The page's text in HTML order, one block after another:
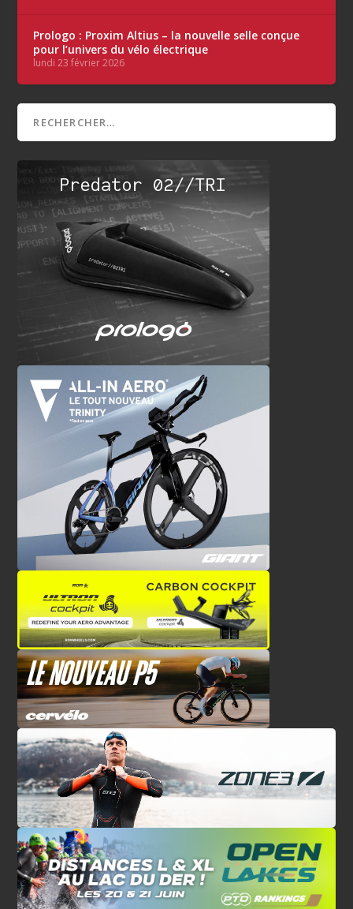
Prologo : Proxim Altius – la nouvelle selle conçue
pour l’univers du vélo électrique
lundi 23 février 2026